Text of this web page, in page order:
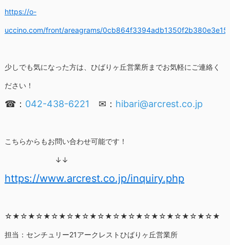
https://o-
uccino.com/front/areagrams/
少しでも気になった方は、ひばりヶ丘営業所までお気軽にご連絡く
ださい！
☎： 042-438-6221 ✉ ： hibari@arcrest.co.jp
こちらからもお問い合わせ可能です！
↓↓
https://www.arcrest.co.jp/inquiry.php
☆★☆★☆★☆★☆★☆★☆★☆★☆★☆★☆★☆★☆★☆★
担当：センチュリー21アークレストひばりヶ丘営業所